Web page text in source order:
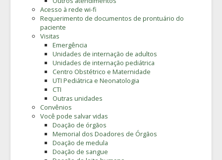
Acesso à rede wi-fi
Requerimento de documentos de prontuário do
paciente
Visitas
Emergência
Unidades de internação de adultos
Unidades de internação pediátrica
Centro Obstétrico e Maternidade
UTI Pediátrica e Neonatologia
CTI
Outras unidades
Convênios
Você pode salvar vidas
Doação de órgãos
Memorial dos Doadores de Órgãos
Doação de medula
Doação de sangue